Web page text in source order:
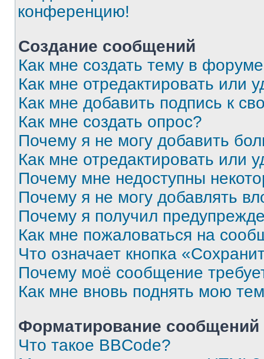
конференцию!
Создание сообщений
Как мне создать тему в
Как мне отредактировать или
Как мне добавить подпись к
Как мне создать опрос?
Почему я не могу добавить
Как мне отредактировать или
Почему мне недоступны
Почему я не могу добавлять
Почему я получил
Как мне пожаловаться на
Что означает кнопка
Почему моё сообщение
Как мне вновь поднять мою
Форматирование
Что такое BBCode?